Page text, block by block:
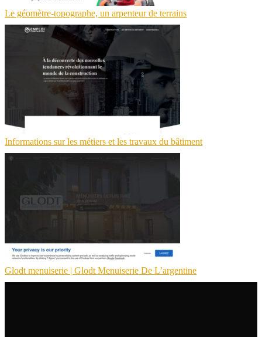
Le géomètre-topographe, un arpenteur de terrains
Informations sur les métiers et les travaux du bâtiment
Glodt menuiserie | Glodt Menuiserie De L’argentine